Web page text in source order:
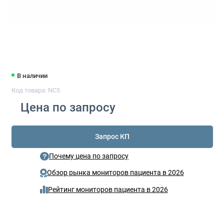
В наличии
Код товара: NC5
Цена по запросу
Запрос КП
Почему цена по запросу
Обзор рынка мониторов пациента в 2026
Рейтинг мониторов пациента в 2026